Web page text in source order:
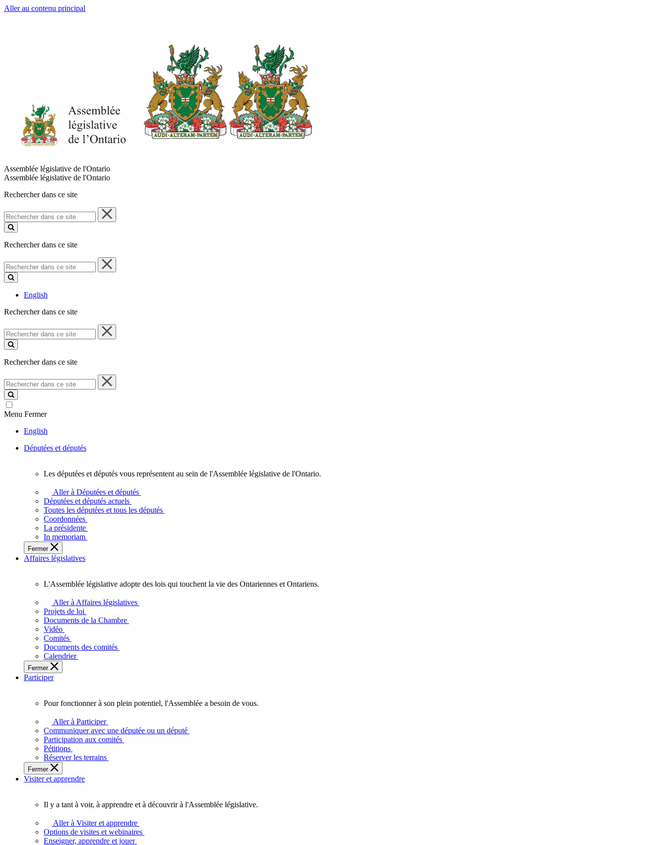
Aller au contenu principal
Assemblée législative de l'Ontario
Assemblée législative de l'Ontario
Rechercher dans ce site
Rechercher
dans
ce
Rechercher dans ce site
Rechercher
dans
ce
English
Rechercher dans ce site
Rechercher
dans
ce
Rechercher dans ce site
Rechercher
dans
ce
site
Menu Fermer
English
Députées et députés
députées
députés
vous
représentent
sein
de
l'Assemblée
l'Ontario.
Les députées et députés vous représentent au sein de l'Assemblée législative de l'Ontario.
Aller à Députées et députés
Députées et députés actuels
Toutes les députées et tous les députés
Coordonnées
La présidente
In memoriam
Fermer
Affaires législatives
législative
adopte
touchent
vie
des
Ontariennes
Ontariens.
L'Assemblée législative adopte des lois qui touchent la vie des Ontariennes et Ontariens.
Aller à Affaires législatives
Projets de loi
Documents de la Chambre
Vidéo
Comités
Documents des comités
Calendrier
Fermer
Participer
fonctionner
plein
potentiel,
l'Assemblée
a
besoin
Pour fonctionner à son plein potentiel, l'Assemblée a besoin de vous.
Aller à Participer
Communiquer avec une députée ou un député
Participation aux comités
Pétitions
Réserver les terrains
Fermer
Visiter et apprendre
Il y a tant à voir, à apprendre et à découvrir à l'Assemblée législative.
Aller à Visiter et apprendre
Options de visites et webinaires
Enseigner, apprendre et jouer